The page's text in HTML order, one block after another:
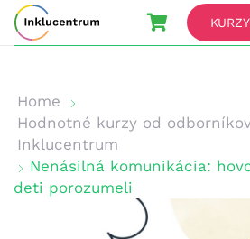
KURZY
Home
Hodnotné kurzy od
Inklucentrum
Nenásilná komunikácia:
deti porozumeli